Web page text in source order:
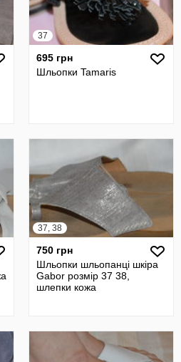
37
695 грн
Шльопки Tamaris
37, 38
750 грн
Шльопки шльопанці шкіра
Gabor розмір 37 38,
шлепки кожа